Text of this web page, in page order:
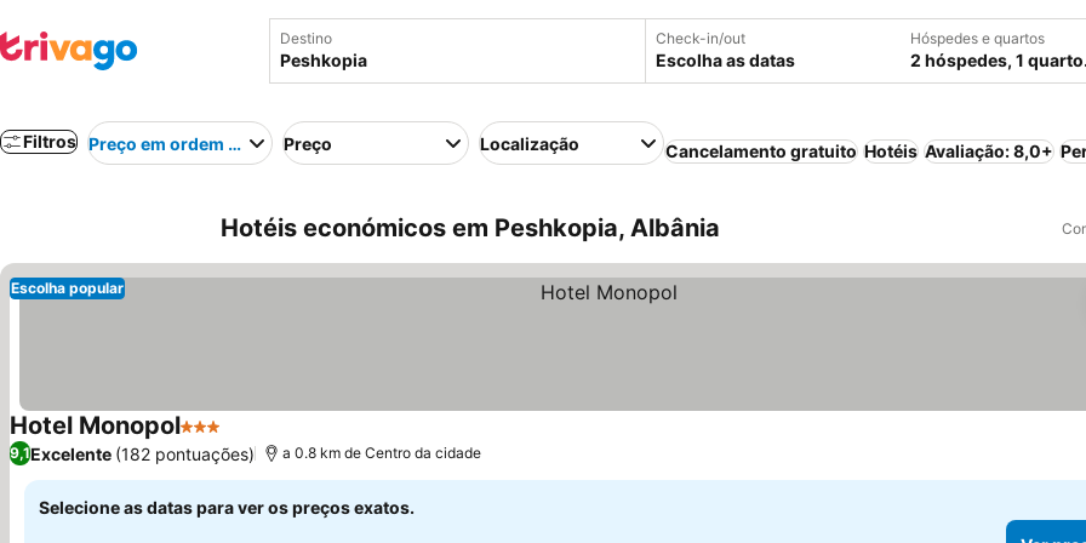
Destino Check-in/out
Escolha as datas
Hóspedes e quartos
2 hóspedes, 1 quarto.
Filtros Preço em ordem crescentePreço Localização Cancelamento gratuito Hotéis Avaliação: 8,0+
Hotéis económicos em Peshkopia, Albânia
Escolha popular
Hotel Monopol3 Estrelas
9,1Excelente (182 pontuações) a 0.8 km de Centro da cidade
Selecione as datas para ver os preços exatos.